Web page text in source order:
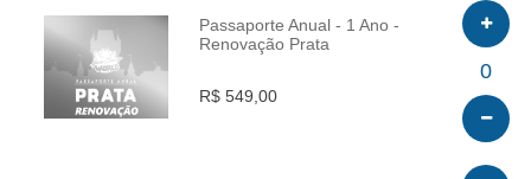
INFO
Passaporte Anual - 1 Ano -
Renovação Prata
R$ 549,00
0